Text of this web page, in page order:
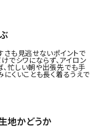
さも見逃せないポイントで
でシワにならず、アイロン
忙しい朝や出張先でも手
くいことも長く着るうえで
地かどうか